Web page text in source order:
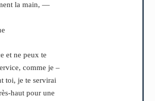
la main, —
et ne peux te
comme je –
toi, je te servirai
haut pour une